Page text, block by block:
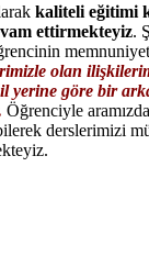
kaliteli eğitimi
ettirmekteyiz.
olan
yerine göre bir
Öğrenciyle
derslerimizi